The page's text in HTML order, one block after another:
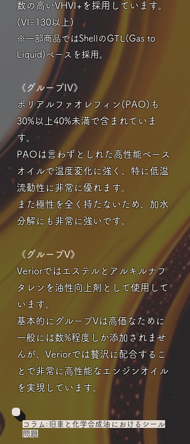
数の高いVHVI+を採用しています。
(VI=130以上)
※一部商品ではShellのGTL(Gas to
Liquid)ベースを採用。
《グループIV》
ポリアルファオレフィン(PAO)も
30%以上40%未満で含まれていま
す。
PAOは言わずとしれた高性能ベース
オイルで温度変化に強く、特に低温
流動性に非常に優れます。
また極性を全く持たないため、加水
分解にも非常に強いです。
《グループV》
Veriorではエステルとアルキルナフ
タレンを油性向上剤として使用して
います。
基本的に グループVは高価なために
一般には数%程度しか添加されませ
んが、Veriorでは贅沢に配合するこ
とで非常に高性能なエンジンオイル
を実現しています。
コラム:旧車と化学合成油におけるシール
問題